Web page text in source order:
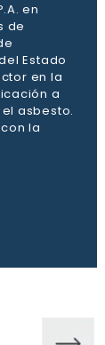
en
de
Estado
en la
a
asbesto.
la